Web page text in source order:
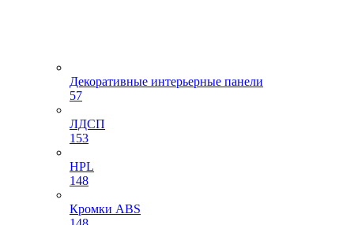
Декоративные интерьерные панели
57
ЛДСП
153
HPL
148
Кромки ABS